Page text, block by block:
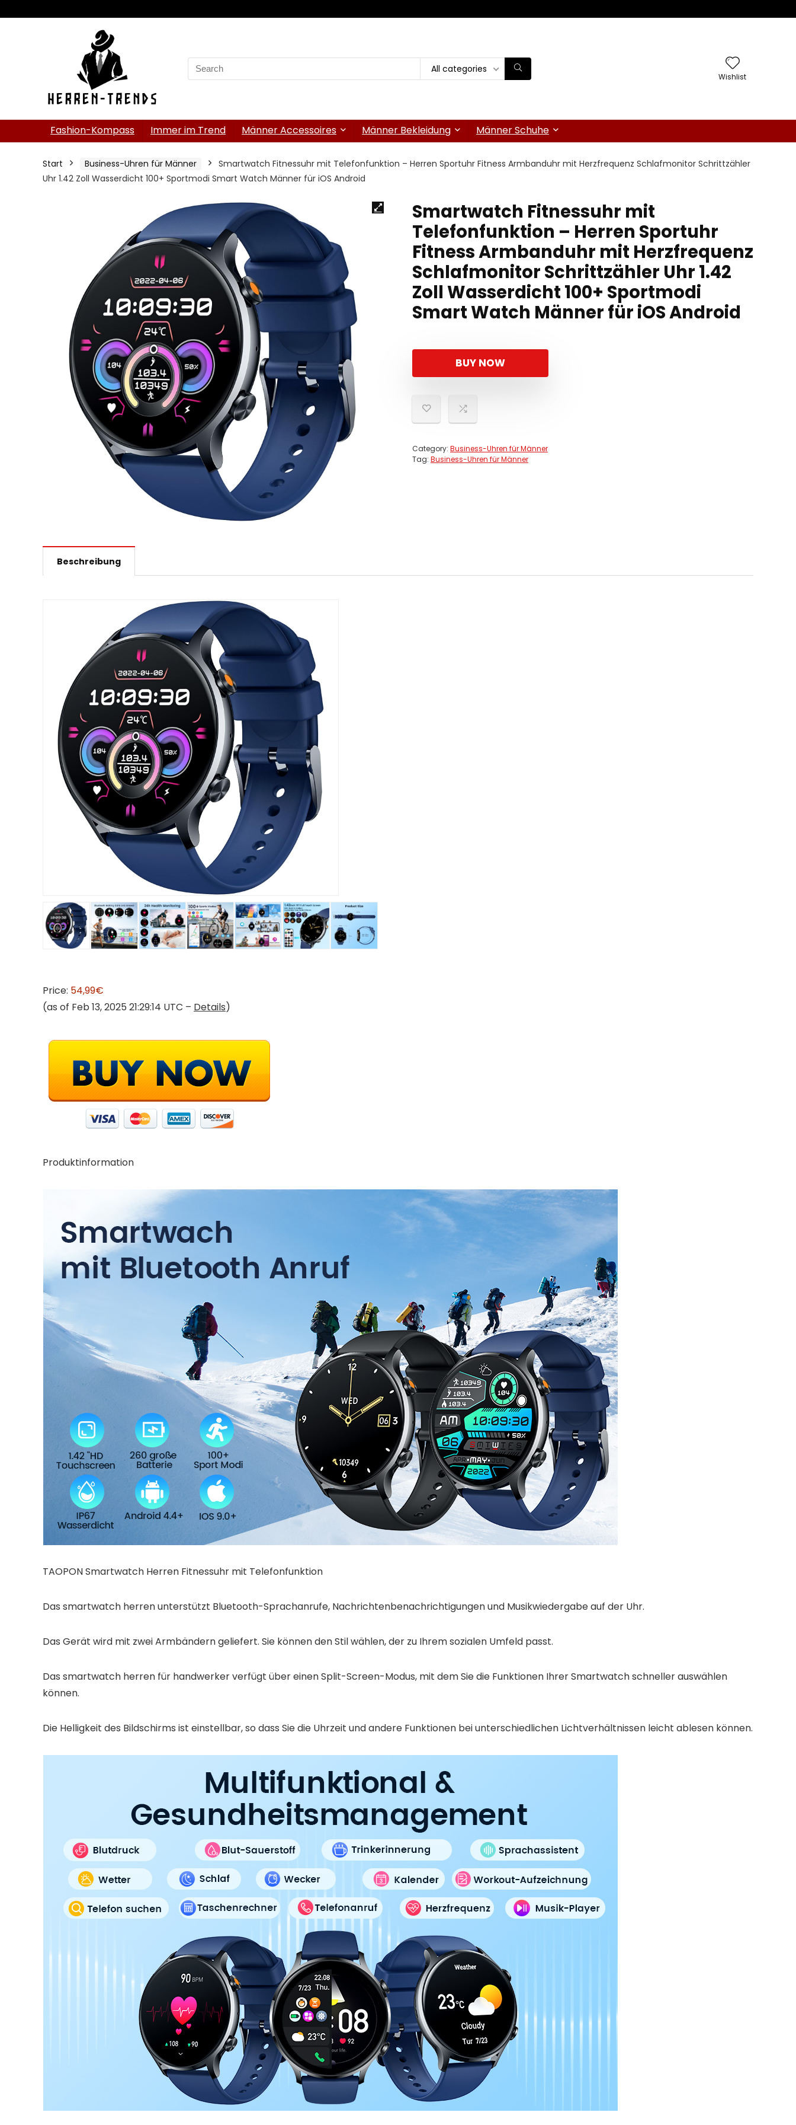
Search
for:
All categories
Wishlist
Fashion-Kompass Immer im Trend Männer Accessoires Männer Bekleidung Männer Schuhe
Start Business-Uhren für Männer
Smartwatch Fitnessuhr mit Telefonfunktion – Herren Sportuhr Fitness Armbanduhr mit Herzfrequenz Schlafmonitor Schrittzähler
Uhr 1.42 Zoll Wasserdicht 100+ Sportmodi Smart Watch Männer für iOS Android
Smartwatch Fitnessuhr mit
Telefonfunktion – Herren Sportuhr
Fitness Armbanduhr mit Herzfrequenz
Schlafmonitor Schrittzähler Uhr 1.42
Zoll Wasserdicht 100+ Sportmodi
Smart Watch Männer für iOS Android
BUY NOW
Category: Business-Uhren für Männer
Tag: Business-Uhren für Männer
Beschreibung
Price: 54,99€
(as of Feb 13, 2025 21:29:14 UTC – Details)
Produktinformation
TAOPON Smartwatch Herren Fitnessuhr mit Telefonfunktion
Das smartwatch herren unterstützt Bluetooth-Sprachanrufe, Nachrichtenbenachrichtigungen und Musikwiedergabe auf der Uhr.
Das Gerät wird mit zwei Armbändern geliefert. Sie können den Stil wählen, der zu Ihrem sozialen Umfeld passt.
Das smartwatch herren für handwerker verfügt über einen Split-Screen-Modus, mit dem Sie die Funktionen Ihrer Smartwatch schneller auswählen
können.
Die Helligkeit des Bildschirms ist einstellbar, so dass Sie die Uhrzeit und andere Funktionen bei unterschiedlichen Lichtverhältnissen leicht ablesen können.